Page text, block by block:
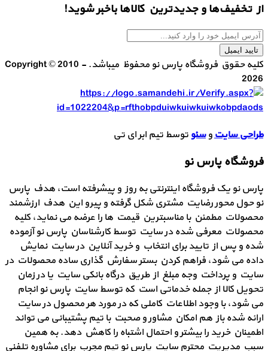
از تخفیف‌ها و جدیدترین‌ کالاها باخبر شوید!
تایید ایمیل
کلیه حقوق فروشگاه پارس نو محفوظ میباشد. Copyright © 2010 -
2026
طراحی سایتوسئوتوسط تیم ابر ای تی
فروشگاه پارس نو
پارس نو یک فروشگاه اینترنتی به روز و پیشرفته است، هدف پارس
نو حول محور رضایت مشتری شکل گرفته و پیرو این هدف ارزشمند
محصولات مطمئن با مناسبترین قیمت ها را عرضه می نماید، کلیه
محصولات معرفی شده در سایت توسط کارشناسان پارس نو آزموده
شده و پس از تایید برای انتخاب و خرید آنلاین در سایت نمایش
داده می شود، فراهم کردن بستر سفارش گذاری ساده محصولات در
سایت و پرداخت وجه مبلغ از طریق درگاه بانکی سایت یا در زمان
تحویل کالا از جمله خدماتی است که توسط سایت پارس نو انجام
می شود، با وجود اطلاعات کاملی که در مورد هر محصول در سایت
ارائه شده باز هم امکان مشاور و صحبت با تیم پشتیبانی می تواند
اطمینان خرید را بیشتر و احتمال اشتباه را کاهش دهد. به همین
سبب مدیریت محترم سایت پارس نو تیم مجرب برای مشاوره تلفنی